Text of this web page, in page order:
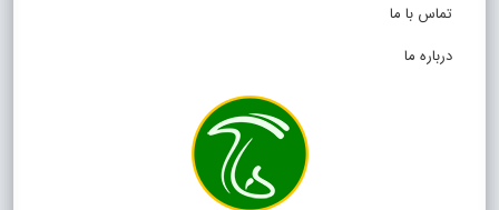
تماس با ما
درباره ما